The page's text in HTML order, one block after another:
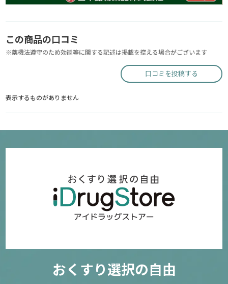
この商品の口コミ
※薬機法遵守のため効能等に関する記述は掲載を控える場合がございます
口コミを投稿する
表示するものがありません
おくすり選択の自由